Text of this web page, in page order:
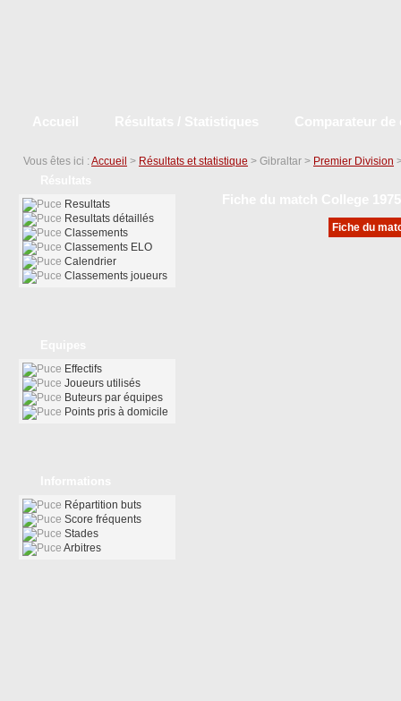
Vous êtes ici : Accueil > Résultats et statistique > Gibraltar > Premier Division
Fiche du
Resultats
Resultats détaillés
Classements
Classements ELO
Calendrier
Classements joueurs
Effectifs
Joueurs utilisés
Buteurs par équipes
Points pris à domicile
Répartition buts
Score fréquents
Stades
Arbitres